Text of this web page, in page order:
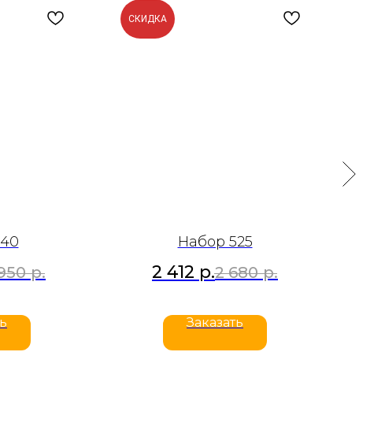
р.
СКИДКА
Набор 525
2 412 р.2 680 р.
Заказать